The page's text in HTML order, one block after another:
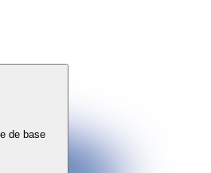
de base